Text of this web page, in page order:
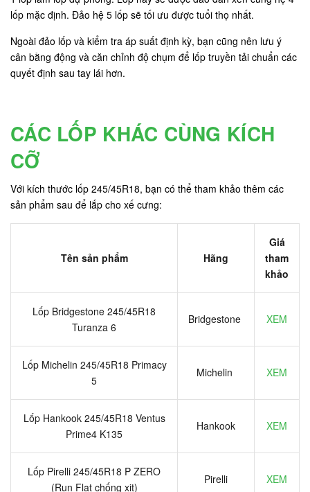
lốp mặc định. Đảo hệ 5 lốp sẽ tối ưu được tuổi thọ nhất.
Ngoài đảo lốp và kiểm tra áp suất định kỳ, bạn cũng nên lưu ý
cân bằng động và căn chỉnh độ chụm để lốp truyền tải chuẩn các
quyết định sau tay lái hơn.
CÁC LỐP KHÁC CÙNG KÍCH
CỠ
Với kích thước lốp 245/45R18, bạn có thể tham khảo thêm các
sản phẩm sau để lắp cho xế cưng:
Tên sản phẩm Hãng
Giá
tham
khảo
Lốp Bridgestone 245/45R18
Turanza 6
Bridgestone XEM
Lốp Michelin 245/45R18 Primacy
5
Michelin XEM
Lốp Hankook 245/45R18 Ventus
Prime4 K135
Hankook XEM
Lốp Pirelli 245/45R18 P ZERO
(Run Flat chống xịt)
Pirelli XEM